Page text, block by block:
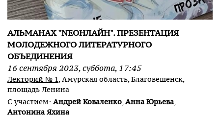
АЛЬМАНАХ "NEOНЛАЙН". ПРЕЗЕНТАЦИЯ
МОЛОДЕЖНОГО ЛИТЕРАТУРНОГО
ОБЪЕДИНЕНИЯ
16сентября 2023,суббота, 17:45
Лекторий № 1, Амурская область, Благовещенск,
площадь Ленина
С участием: Андрей Коваленко,Анна Юрьева,
Антонина Яхина